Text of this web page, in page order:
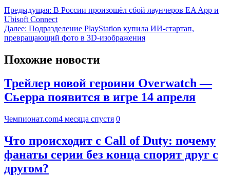
Предыдущая: В России произошёл сбой лаунчеров EA App и
Ubisoft Connect
Далее: Подразделение PlayStation купила ИИ-стартап,
превращающий фото в 3D-изображения
Похожие новости
Трейлер новой героини Overwatch —
Сьерра появится в игре 14 апреля
Чемпионат.com4 месяца спустя 0
Что происходит с Call of Duty: почему
фанаты серии без конца спорят друг с
другом?